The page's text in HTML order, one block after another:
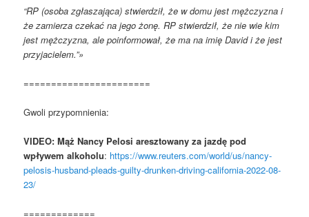
“RP (osoba zgłaszająca) stwierdził, że w domu jest mężczyzna i
że zamierza czekać na jego żonę. RP stwierdził, że nie wie kim
jest mężczyzna, ale poinformował, że ma na imię David i że jest
przyjacielem.”»
=======================
Gwoli przypomnienia:
VIDEO: Mąż Nancy Pelosi aresztowany za jazdę pod
wpływem alkoholu: https://www.reuters.com/world/us/nancy-
pelosis-husband-pleads-guilty-drunken-driving-california-2022-08-
23/
=============